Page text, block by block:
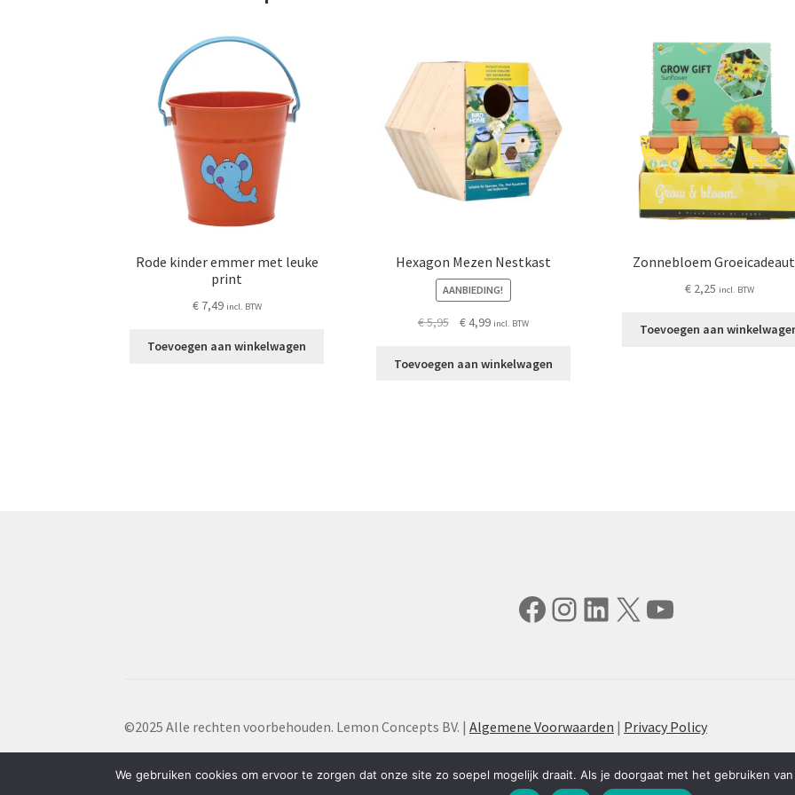
Rode kinder emmer met leuke
print
€7,49 incl. BTW
Toevoegen aan winkelwagen
Hexagon Mezen Nestkast
AANBIEDING!
€5,95
Oorspronkelijke
was:
€4,99Huidige
is:
incl. BTW
Toevoegen aan winkelwagen
Zonnebloem
€2,25 incl. BTW
Toevoegen aan
Facebook
Instagram
LinkedIn
X YouTube
©2025 Alle rechten voorbehouden. Lemon Concepts BV. |Algemene Voorwaarden | Privacy Policy
We gebruiken cookies om ervoor te zorgen dat onze site zo soepel mogelijk draait. Als je doorgaat met het gebruiken